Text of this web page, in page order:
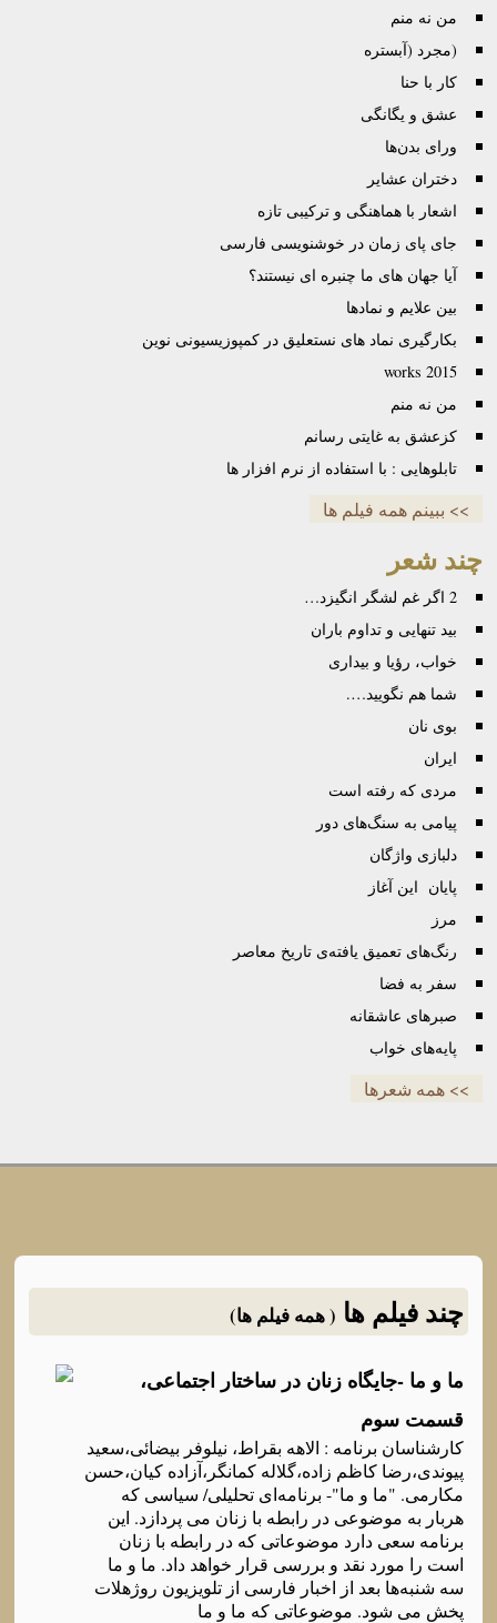
من نه منم
(مجرد (آبستره
کار با حنا
عشق و یگانگی
ورای بدن‌ها
دختران عشایر
اشعار با هماهنگی و ترکیبی تازه
جای پای زمان در خوشنویسی فارسی
آیا جهان های ما چنبره ای نیستند؟
بین علایم و نماد‌ها
بکارگیری نماد های نستعلیق در کمپوزیسیونی نوین
works 2015
من نه منم
کزعشق به غایتی رسانم
تابلوهایی : با استفاده از نرم افزار ها
>> ببینم همه فیلم ها
چند شعر
2 اگر غم لشگر انگیزد…
بید تنهایی و تداوم باران
خواب، رؤیا و بیداری
شما هم نگویید….
بوی نان
ایران
مردی که رفته است
پیامی به سنگ‌های دور
دلبازی واژگان
پایان این آغاز
مرز
رنگ‌های تعمیق یافته‌ی تاریخ معاصر
سفر به فضا
صبرهای عاشقانه
پایه‌های خواب
>> همه شعرها
چند فیلم ها ( همه فیلم ها)
ما و ما -جایگاه‌ زنان در ساختار اجتماعی،
قسمت سوم
کارشناسان برنامه‌ : الاهه‌ بقراط، نیلوفر بیضائی،سعید
پیوندی،رضا کاظم زاده‌،گلاله‌ کمانگر،آزاده‌ کیان،حسن
مکارمی. "ما و ما"- برنامه‌ای تحلیلی/ سیاسی که‌
هربار به‌ موضوعی در رابطه‌ با زنان می پردازد. این
برنامه‌ سعی دارد موضوعاتی که‌ در رابطه‌ با زنان
است را مورد نقد و بررسی قرار خواهد داد. ما و ما
سه‌ شنبه‌ها بعد از اخبار فارسی از تلویزیون روژهلات
پخش می شود. موضوعاتی که‌ ما و ما